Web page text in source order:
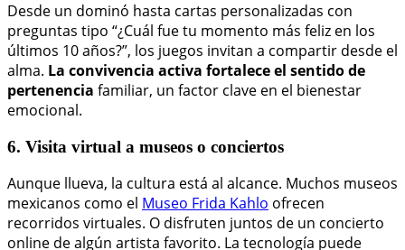
Desde un dominó hasta cartas personalizadas con
preguntas tipo “¿Cuál fue tu momento más feliz en los
últimos 10 años?”, los juegos invitan a compartir desde el
alma. La convivencia activa fortalece el sentido de
pertenencia familiar, un factor clave en el bienestar
emocional.
6. Visita virtual a museos o conciertos
Aunque llueva, la cultura está al alcance. Muchos museos
mexicanos como el Museo Frida Kahlo ofrecen
recorridos virtuales. O disfruten juntos de un concierto
online de algún artista favorito. La tecnología puede